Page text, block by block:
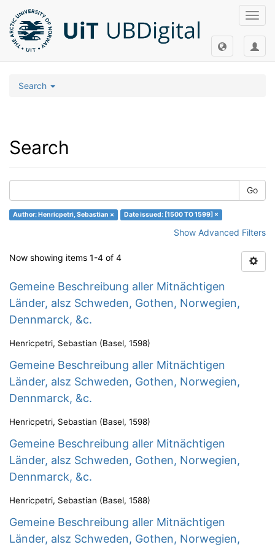
Search
Search
Go
Author: Henricpetri, Sebastian × Date issued: [1500 TO 1599] ×
Show Advanced Filters
Now showing items 1-4 of 4
Gemeine Beschreibung aller Mitnächtigen
Länder, alsz Schweden, Gothen, Norwegien,
Dennmarck, &c.
Henricpetri, Sebastian (Basel, 1598)
Gemeine Beschreibung aller Mitnächtigen
Länder, alsz Schweden, Gothen, Norwegien,
Dennmarck, &c.
Henricpetri, Sebastian (Basel, 1598)
Gemeine Beschreibung aller Mitnächtigen
Länder, alsz Schweden, Gothen, Norwegien,
Dennmarck, &c.
Henricpetri, Sebastian (Basel, 1588)
Gemeine Beschreibung aller Mitnächtigen
Länder, alsz Schweden, Gothen, Norwegien,